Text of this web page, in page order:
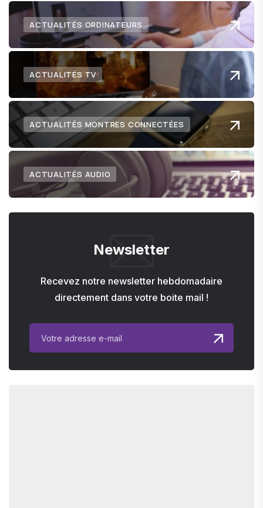
ACTUALITÉS ORDINATEURS
ACTUALITÉS TV
ACTUALITÉS MONTRES CONNECTÉES
ACTUALITÉS AUDIO
Newsletter
Recevez notre newsletter hebdomadaire
directement dans votre boite mail !